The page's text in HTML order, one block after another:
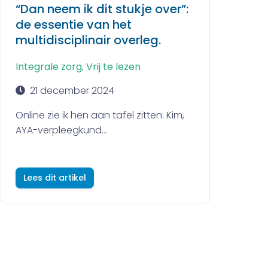
“Dan neem ik dit stukje over”:
de essentie van het
multidisciplinair overleg.
Integrale zorg, Vrij te lezen
21 december 2024
Online zie ik hen aan tafel zitten: Kim,
AYA-verpleegkund...
Lees dit artikel